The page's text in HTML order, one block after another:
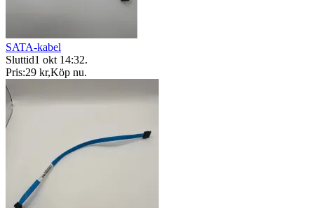
SATA-kabel
Sluttid1 okt 14:32.
Pris:29 kr,Köp nu.